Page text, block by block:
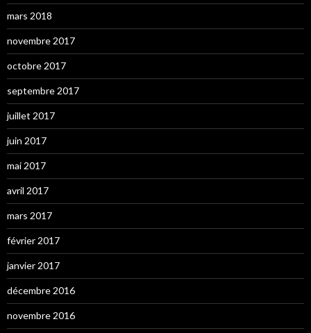
mars 2018
novembre 2017
octobre 2017
septembre 2017
juillet 2017
juin 2017
mai 2017
avril 2017
mars 2017
février 2017
janvier 2017
décembre 2016
novembre 2016